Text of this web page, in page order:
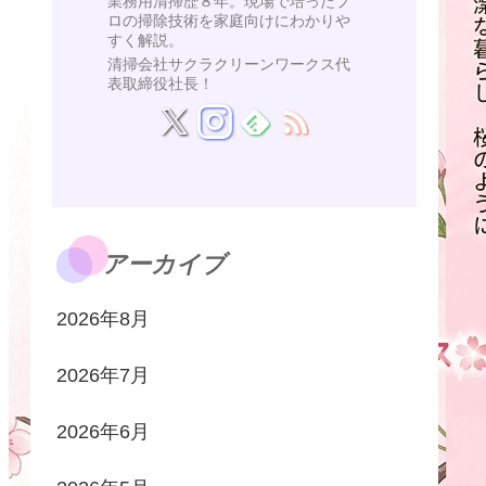
ロの掃除技術を家庭向けにわかりや
すく解説。
清掃会社サクラクリーンワークス代
表取締役社長！
アーカイブ
2026年8月
2026年7月
2026年6月